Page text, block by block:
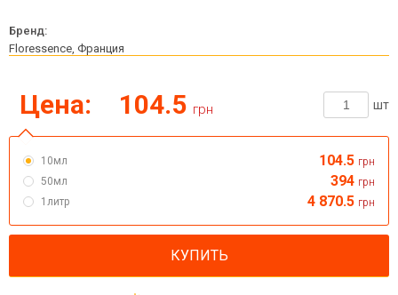
Бренд:
Floressence, Франция
Цена: 104.5 грн шт
10мл 104.5 грн
50мл
394 грн
1литр
4 870.5 грн
КУПИТЬ